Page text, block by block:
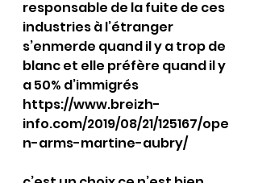
responsable de la fuite de ces
industries à l’étranger
s’enmerde quand il y a trop de
blanc et elle préfère quand il y
a 50% d’immigrés
https://www.breizh-
info.com/2019/08/21/125167/ope
n-arms-martine-aubry/